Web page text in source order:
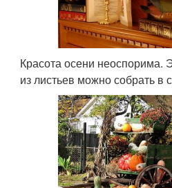
Красота осени неоспорима.
из листьев можно собрать в